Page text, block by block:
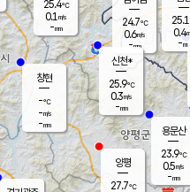
24.7℃
0.6m/s
-mm
25.1
0.4
-mm
25.4℃
0.1 m/s
-mm
신천*
25.9℃
0.3m/s
-mm
창현
-℃
-m/s
-mm
용문산
23.9℃
0.5m/s
-mm
양평
27.7℃